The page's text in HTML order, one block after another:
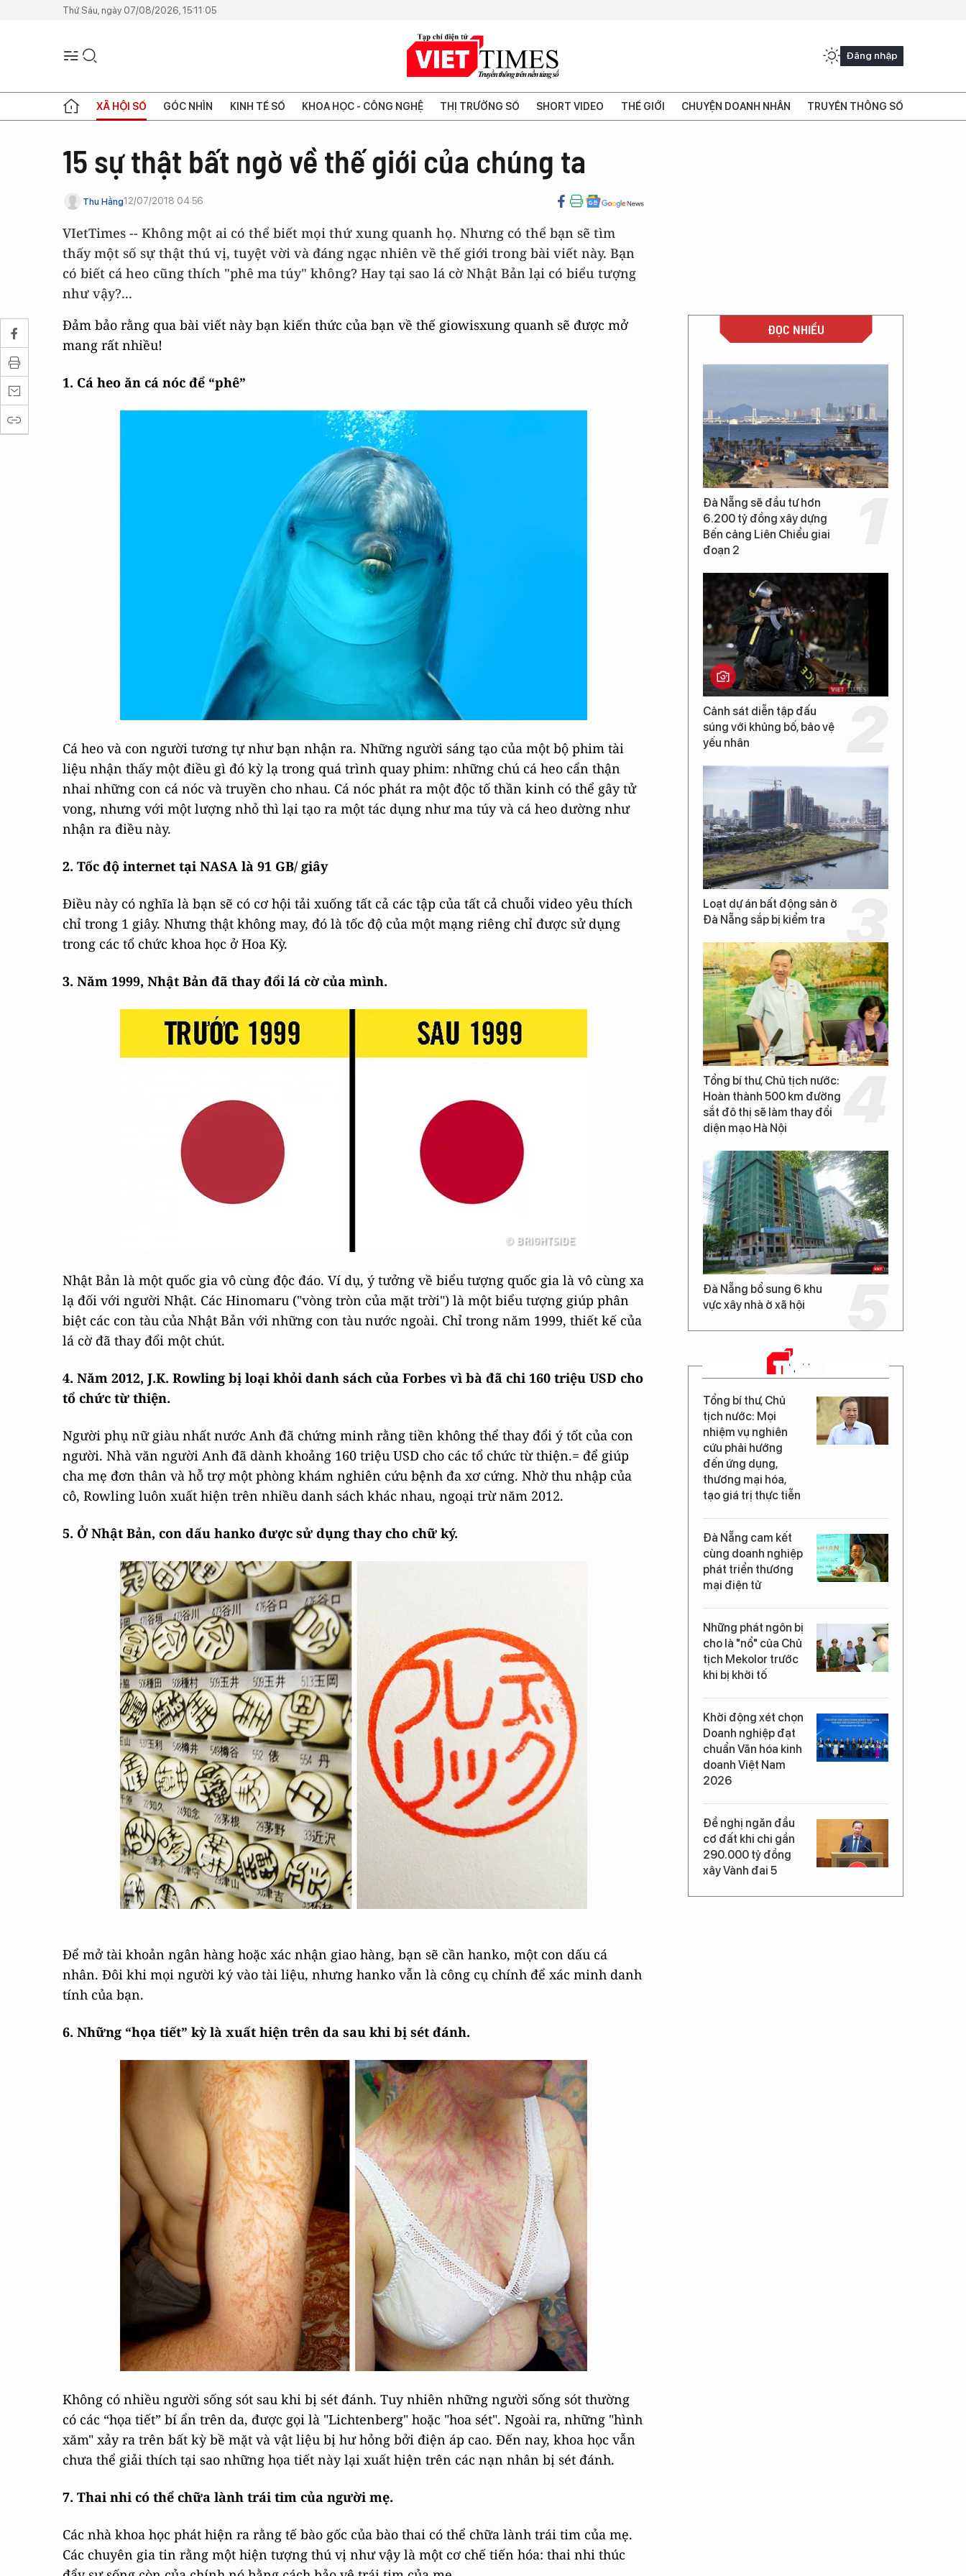
Thứ Sáu, ngày 07/08/2026, 15:11:05
Đăng nhập
XÃ HỘI SỐ GÓC NHÌN KINH TẾ SỐ KHOA HỌC - CÔNG NGHỆ THỊ TRƯỜNG SỐ SHORT VIDEO THẾ GIỚI CHUYỆN DOANH NHÂN TRUYỀN THÔNG SỐ
15 sự thật bất ngờ về thế giới của chúng ta
Thu Hằng12/07/2018 04:56
VIetTimes -- Không một ai có thể biết mọi thứ xung quanh họ. Nhưng có thể bạn sẽ tìm
thấy một số sự thật thú vị, tuyệt vời và đáng ngạc nhiên về thế giới trong bài viết này. Bạn
có biết cá heo cũng thích "phê ma túy" không? Hay tại sao lá cờ Nhật Bản lại có biểu tượng
như vậy?...
Đảm bảo rằng qua bài viết này bạn kiến thức của bạn về thế giowisxung quanh sẽ được mở
mang rất nhiều!
1. Cá heo ăn cá nóc để “phê”
Cá heo và con người tương tự như bạn nhận ra. Những người sáng tạo của một bộ phim tài
liệu nhận thấy một điều gì đó kỳ lạ trong quá trình quay phim: những chú cá heo cẩn thận
nhai những con cá nóc và truyền cho nhau. Cá nóc phát ra một độc tố thần kinh có thể gây tử
vong, nhưng với một lượng nhỏ thì lại tạo ra một tác dụng như ma túy và cá heo dường như
nhận ra điều này.
2. Tốc độ internet tại NASA là 91 GB/ giây
Điều này có nghĩa là bạn sẽ có cơ hội tải xuống tất cả các tập của tất cả chuỗi video yêu thích
chỉ trong 1 giây. Nhưng thật không may, đó là tốc độ của một mạng riêng chỉ được sử dụng
trong các tổ chức khoa học ở Hoa Kỳ.
3. Năm 1999, Nhật Bản đã thay đổi lá cờ của mình.
Nhật Bản là một quốc gia vô cùng độc đáo. Ví dụ, ý tưởng về biểu tượng quốc gia là vô cùng xa
lạ đối với người Nhật. Các Hinomaru ("vòng tròn của mặt trời") là một biểu tượng giúp phân
biệt các con tàu của Nhật Bản với những con tàu nước ngoài. Chỉ trong năm 1999, thiết kế của
lá cờ đã thay đổi một chút.
4. Năm 2012, J.K. Rowling bị loại khỏi danh sách của Forbes vì bà đã chi 160 triệu USD cho
tổ chức từ thiện.
Người phụ nữ giàu nhất nước Anh đã chứng minh rằng tiền không thể thay đổi ý tốt của con
người. Nhà văn người Anh đã dành khoảng 160 triệu USD cho các tổ chức từ thiện.= để giúp
cha mẹ đơn thân và hỗ trợ một phòng khám nghiên cứu bệnh đa xơ cứng. Nhờ thu nhập của
cô, Rowling luôn xuất hiện trên nhiều danh sách khác nhau, ngoại trừ năm 2012.
5. Ở Nhật Bản, con dấu hanko được sử dụng thay cho chữ ký.
Để mở tài khoản ngân hàng hoặc xác nhận giao hàng, bạn sẽ cần hanko, một con dấu cá
nhân. Đôi khi mọi người ký vào tài liệu, nhưng hanko vẫn là công cụ chính để xác minh danh
tính của bạn.
6. Những “họa tiết” kỳ là xuất hiện trên da sau khi bị sét đánh.
Không có nhiều người sống sót sau khi bị sét đánh. Tuy nhiên những người sống sót thường
có các “họa tiết” bí ẩn trên da, được gọi là "Lichtenberg" hoặc "hoa sét". Ngoài ra, những "hình
xăm" xảy ra trên bất kỳ bề mặt và vật liệu bị hư hỏng bởi điện áp cao. Đến nay, khoa học vẫn
chưa thể giải thích tại sao những họa tiết này lại xuất hiện trên các nạn nhân bị sét đánh.
7. Thai nhi có thể chữa lành trái tim của người mẹ.
Các nhà khoa học phát hiện ra rằng tế bào gốc của bào thai có thể chữa lành trái tim của mẹ.
Các chuyên gia tin rằng một hiện tượng thú vị như vậy là một cơ chế tiến hóa: thai nhi thúc
ĐỌC NHIỀU
Đà Nẵng sẽ đầu tư hơn
6.200 tỷ đồng xây dựng
Bến cảng Liên Chiểu giai
đoạn 2
Cảnh sát diễn tập đấu
súng với khủng bố, bảo vệ
yếu nhân
Loạt dự án bất động sản ở
Đà Nẵng sắp bị kiểm tra
Tổng bí thư, Chủ tịch nước:
Hoàn thành 500 km đường
sắt đô thị sẽ làm thay đổi
diện mạo Hà Nội
Đà Nẵng bổ sung 6 khu
vực xây nhà ở xã hội
TIN MỚI
Tổng bí thư, Chủ
tịch nước: Mọi
nhiệm vụ nghiên
cứu phải hướng
đến ứng dụng,
thương mại hóa,
tạo giá trị thực tiễn
Đà Nẵng cam kết
cùng doanh nghiệp
phát triển thương
mại điện tử
Những phát ngôn bị
cho là "nổ" của Chủ
tịch Mekolor trước
khi bị khởi tố
Khởi động xét chọn
Doanh nghiệp đạt
chuẩn Văn hóa kinh
doanh Việt Nam
2026
Đề nghị ngăn đầu
cơ đất khi chi gần
290.000 tỷ đồng
xây Vành đai 5